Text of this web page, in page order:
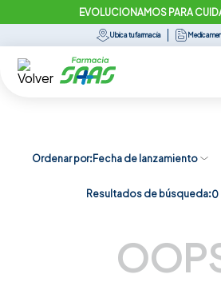
EVOLUCIONAMOS PARA
Ubica tu farmacia
Ordenar por Fecha de lanzamiento
Resultados de búsqueda:0